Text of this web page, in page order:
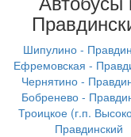
Шипулино -
Ефремовская -
Чернятино -
Бобренево -
Троицкое (г.п.
Правдинский